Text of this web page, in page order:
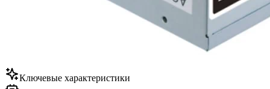
Ключевые характеристики